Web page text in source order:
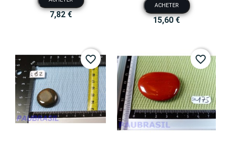
7,82 €
ACHETER
15,60 €
favorite_border favorite_border